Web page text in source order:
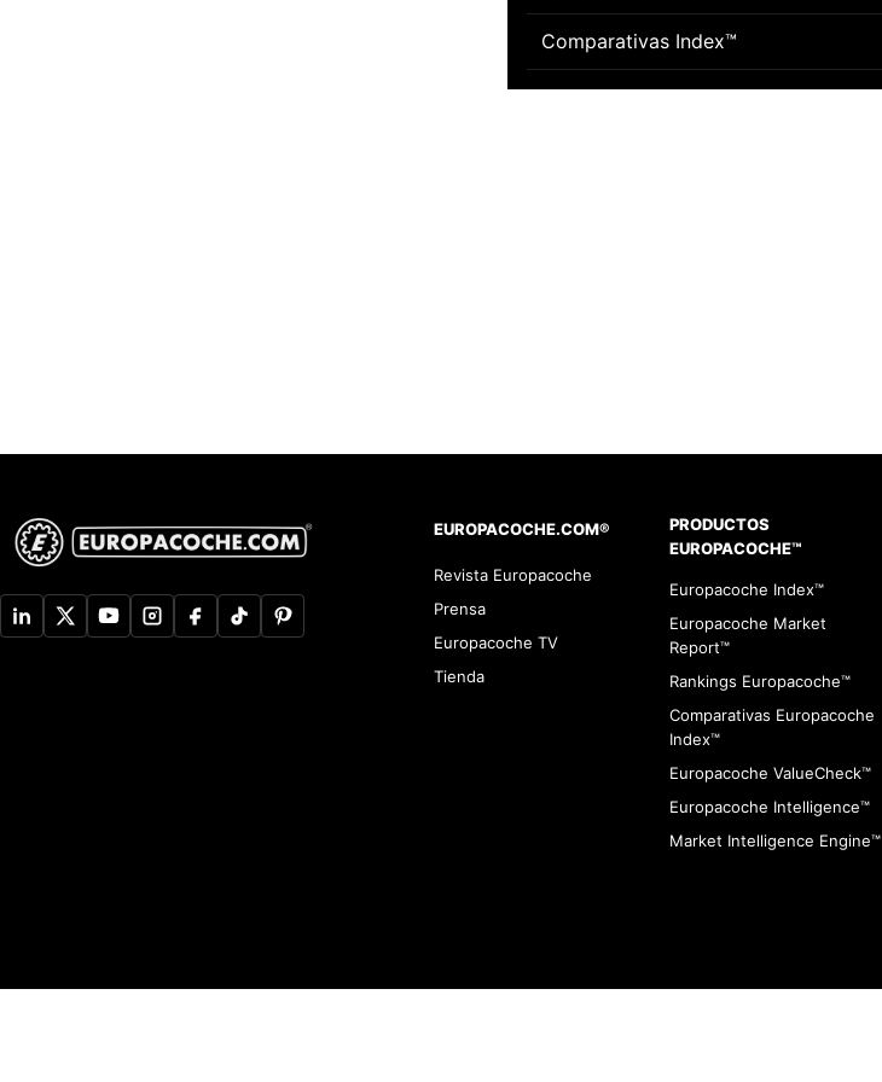
Comparativas Index™
EUROPACOCHE.COM®
Revista Europacoche
Prensa
Europacoche TV
Tienda
PRODUCTOS
EUROPACOCHE™
Europacoche Index™
Europacoche Market
Report™
Rankings Europacoche™
Comparativas Europacoche
Index™
Europacoche ValueCheck™
Europacoche Intelligence™
Market Intelligence Engine™